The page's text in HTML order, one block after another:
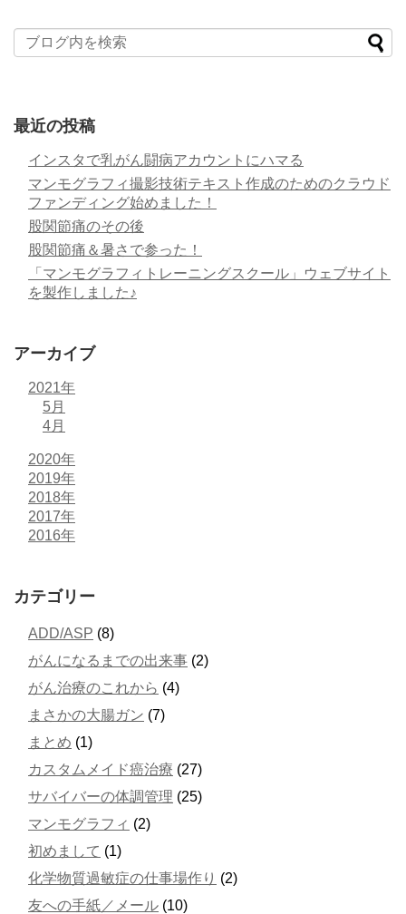
最近の投稿
インスタで乳がん闘病アカウントにハマる
マンモグラフィ撮影技術テキスト作成のためのクラウド
ファンディング始めました！
股関節痛のその後
股関節痛＆暑さで参った！
「マンモグラフィトレーニングスクール」ウェブサイト
を製作しました♪
アーカイブ
2021年
5月
4月
2020年
2019年
2018年
2017年
2016年
カテゴリー
ADD/ASP (8)
がんになるまでの出来事 (2)
がん治療のこれから (4)
まさかの大腸ガン (7)
まとめ (1)
カスタムメイド癌治療 (27)
サバイバーの体調管理 (25)
マンモグラフィ (2)
初めまして (1)
化学物質過敏症の仕事場作り (2)
友への手紙／メール (10)